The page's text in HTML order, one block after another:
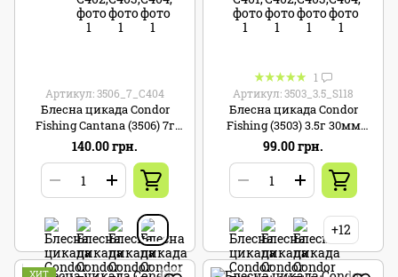
Артикул: 3506_7_C404
Блесна цикада Condor
Fishing Cantana (3506) 7г
55мм Цвет: C404
140.00 грн.
1
Артикул: 3503_3.5_S118
Блесна цикада Condor
Fishing (3503) 3.5г 30мм
Цвет: S118
99.00 грн.
+12